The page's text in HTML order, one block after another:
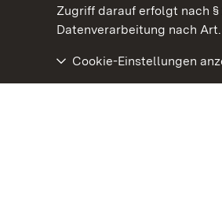
Zugriff darauf erfolgt nach §
Datenverarbeitung nach Art.
Cookie-Einstellungen
Kommen. Staunen.